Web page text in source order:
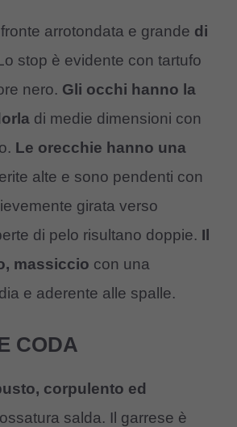
arrotondata e grande di
stop è evidente con tartufo
nero. Gli occhi hanno la
di medie dimensioni con
Le orecchie hanno una
alte e sono pendenti con
girata verso
di pelo risultano doppie. Il
massiccio con una
e aderente alle spalle.
CODA
corpulento ed
salda. Il garrese è